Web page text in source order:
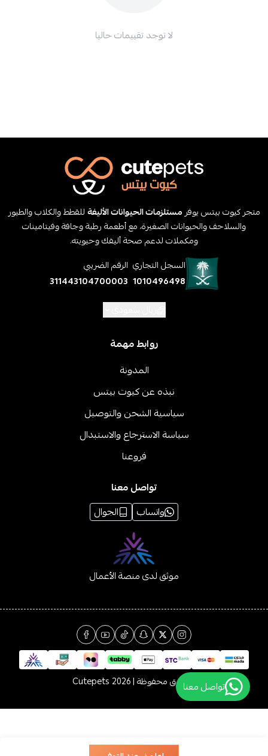
لا توجد تقييمات حاليا
متجر كيوت بيتس يوفر مستلزمات الحيوانات الأليفةللقطط والكلاب والطيور
والسلاحف والحيوانات الصغيرة، مع أطعمة رطبة وجافة وفيتامينات
ومكملات لدعم صحة أليفك وحيويته.
السجل التجاري
1010496498
الرقم الضريبي
311443104700003
روابط مهمة
المدونة
نبذه عن كيوت بيتس
سياسية الشحن والتوصيل
سياسة الاسترجاع والاستبدال
فروعنا
تواصل معنا
واتساب
الجوال
موثق لدى منصة الأعمال
الحقوق محفوظة | 2026 Cutepets تواصل معنا